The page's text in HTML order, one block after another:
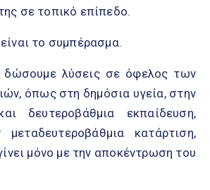
σε τοπικό επίπεδο.
το συμπέρασμα.
δώσουμε λύσεις σε όφελος των
όπως στη δημόσια υγεία, στην
δευτεροβάθμια εκπαίδευση,
κατάρτιση,
μόνο με την αποκέντρωση του